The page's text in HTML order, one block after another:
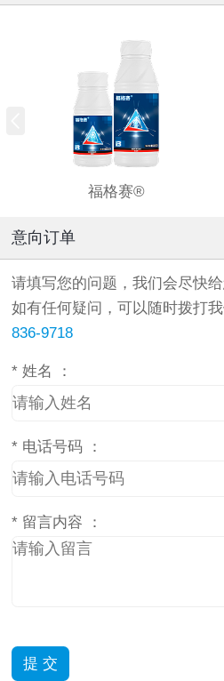
福格赛®
意向订单
请填写您的问题，我们会尽快给
如有任何疑问，可以随时拨打
836-9718
* 姓名 ：
* 电话号码 ：
* 留言内容 ：